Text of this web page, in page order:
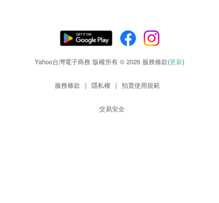
Yahoo台灣電子商務 版權所有 © 2026 服務條款(更新)
服務條款 | 隱私權 | 拍賣使用規範
交易安全